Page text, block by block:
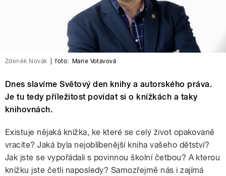
Zdeněk Novák foto: Marie Votavová
Dnes slavíme Světový den knihy a autorského práva.
Je tu tedy příležitost povídat si o knížkách a taky
knihovnách.
Existuje nějaká knížka, ke které se celý život opakovaně
vracíte? Jaká byla nejoblíbenější kniha vašeho dětství?
Jak jste se vypořádali s povinnou školní četbou? A kterou
knížku jste četli naposledy? Samozřejmě nás i zajímá